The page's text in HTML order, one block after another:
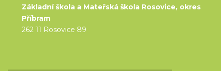
Základní škola a Mateřská škola Rosovice, okres
Příbram
262 11 Rosovice 89